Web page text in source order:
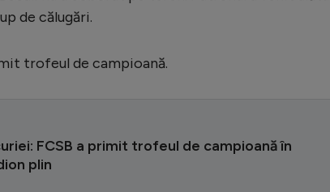
de călugări.
trofeul de campioană.
FCSB a primit trofeul de campioană în
plin